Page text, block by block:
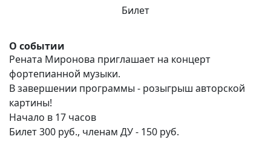
Билет
О событии
Рената Миронова приглашает на концерт
фортепианной музыки.
В завершении программы - розыгрыш авторской
картины!
Начало в 17 часов
Билет 300 руб., членам ДУ - 150 руб.